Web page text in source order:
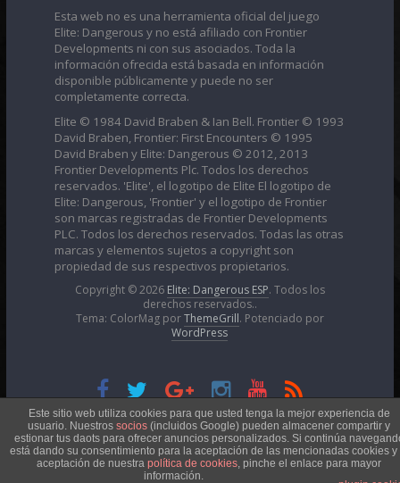
Esta web no es una herramienta oficial del juego
Elite: Dangerous y no está afiliado con Frontier
Developments ni con sus asociados. Toda la
información ofrecida está basada en información
disponible públicamente y puede no ser
completamente correcta.
Elite © 1984 David Braben & Ian Bell. Frontier © 1993
David Braben, Frontier: First Encounters © 1995
David Braben y Elite: Dangerous © 2012, 2013
Frontier Developments Plc. Todos los derechos
reservados. 'Elite', el logotipo de Elite El logotipo de
Elite: Dangerous, 'Frontier' y el logotipo de Frontier
son marcas registradas de Frontier Developments
PLC. Todos los derechos reservados. Todas las otras
marcas y elementos sujetos a copyright son
propiedad de sus respectivos propietarios.
Copyright © 2026 Elite: Dangerous ESP. Todos los
derechos reservados..
Tema: ColorMag porThemeGrill. Potenciado por
WordPress
Esta obra está bajo unaLicencia Creative Commons
Atribución-NoComercial 4.0 Internacional
Este sitio web utiliza cookies para que usted tenga la mejor experiencia de
usuario. Nuestros socios (incluidos Google) pueden almacener compartir y
estionar tus daots para ofrecer anuncios personalizados. Si continúa
está dando su consentimiento para la aceptación de las mencionadas cookies y
aceptación de nuestra política de cookies, pinche el enlace para mayor
información.